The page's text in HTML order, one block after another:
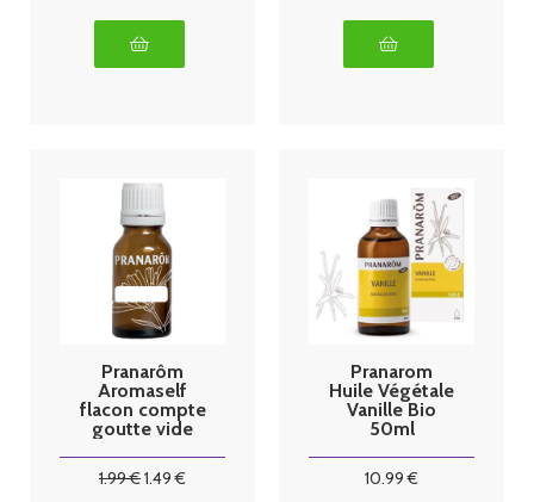
Pranarôm
Aromaself
flacon compte
goutte vide
1.99€1.49 €
Pranarom
Huile Végétale
Vanille Bio
50ml
10.99 €